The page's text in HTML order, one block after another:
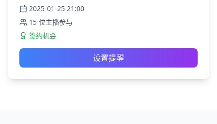
2025-01-25 21:00
15 位主播参与
签约机会
设置提醒